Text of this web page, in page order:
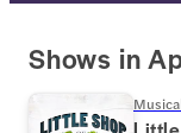
Shows in